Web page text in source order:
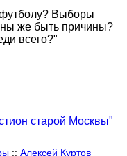
Выборы
же быть причины?
всего?"
старой Москвы"
:: Алексей Куртов